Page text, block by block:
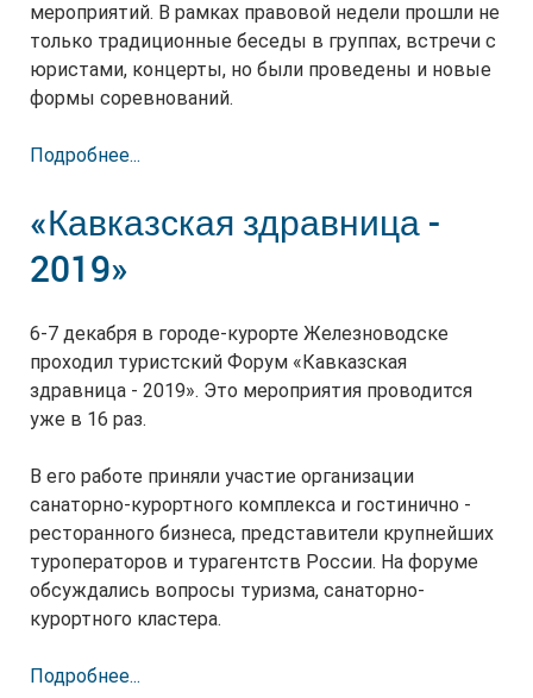
мероприятий. В рамках правовой недели прошли не
только традиционные беседы в группах, встречи с
юристами, концерты, но были проведены и новые
формы соревнований.
Подробнее...
«Кавказская здравница -
2019»
6-7 декабря в городе-курорте Железноводске
проходил туристский Форум «Кавказская
здравница - 2019». Это мероприятия проводится
уже в 16 раз.
В его работе приняли участие организации
санаторно-курортного комплекса и гостинично -
ресторанного бизнеса, представители крупнейших
туроператоров и турагентств России. На форуме
обсуждались вопросы туризма, санаторно-
курортного кластера.
Подробнее...